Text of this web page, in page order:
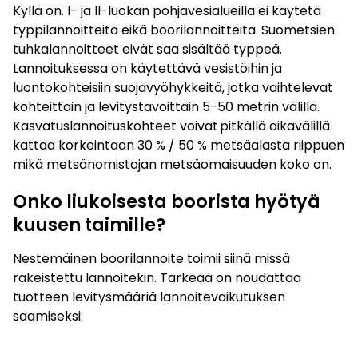
Kyllä on. I- ja II-luokan pohjavesialueilla ei käytetä
typpilannoitteita eikä boorilannoitteita. Suometsien
tuhkalannoitteet eivät saa sisältää typpeä.
Lannoituksessa on käytettävä vesistöihin ja
luontokohteisiin suojavyöhykkeitä, jotka vaihtelevat
kohteittain ja levitystavoittain 5-50 metrin välillä.
Kasvatuslannoituskohteet voivat pitkällä aikavälillä
kattaa korkeintaan 30 % / 50 % metsäalasta riippuen
mikä metsänomistajan metsäomaisuuden koko on.
Onko liukoisesta boorista hyötyä
kuusen taimille?
Nestemäinen boorilannoite toimii siinä missä
rakeistettu lannoitekin. Tärkeää on noudattaa
tuotteen levitysmääriä lannoitevaikutuksen
saamiseksi.